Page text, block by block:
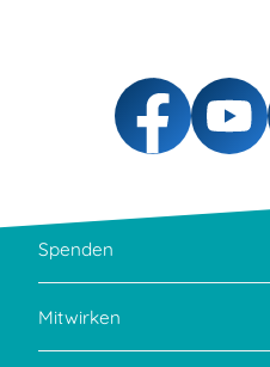
Spenden
Mitwirken